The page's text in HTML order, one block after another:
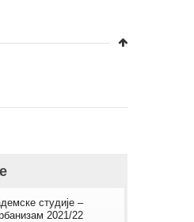
студије –
2021/22